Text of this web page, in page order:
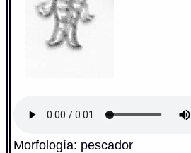
Morfología: pescador